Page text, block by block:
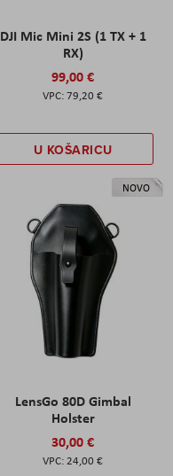
DJI Mic Mini 2S (1 TX + 1
RX)
99,00 €
79,20 €
U KOŠARICU
NOVO
LensGo 80D Gimbal
Holster
30,00 €
24,00 €